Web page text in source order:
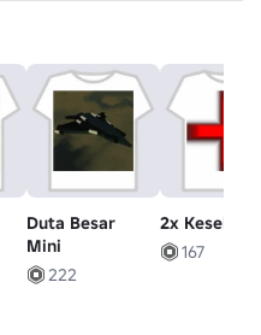
Duta Besar
Mini
222
2x
167